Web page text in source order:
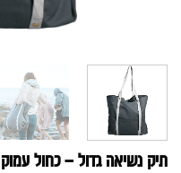
תיק נשיאה גדול – כחול עמוק